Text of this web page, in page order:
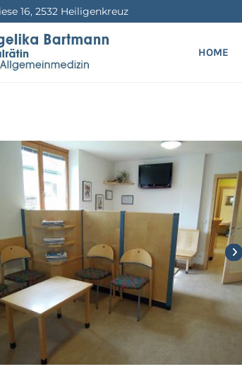
16, 2532 Heiligenkreuz
HOME